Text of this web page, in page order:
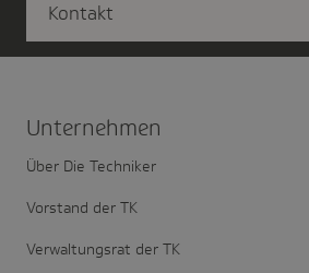
Kontakt
Unter­nehmen
Über Die Techniker
Vorstand der TK
Verwaltungsrat der TK